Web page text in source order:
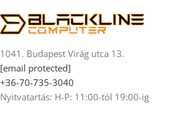
1041. Budapest Virág utca 13.
[email protected]
+36-70-735-3040
Nyitvatartás: H-P: 11:00-tól 19:00-ig